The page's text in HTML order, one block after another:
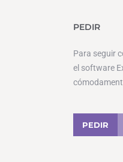
PEDIR
Para seguir
el software
PEDIR